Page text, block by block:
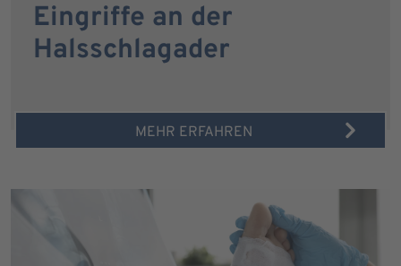
Eingriffe an der
Halsschlagader
MEHR ERFAHREN